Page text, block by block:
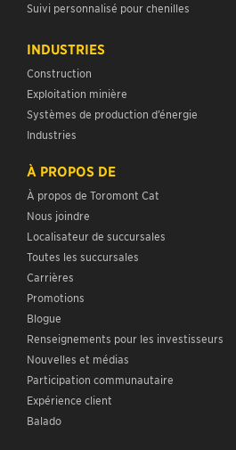
Suivi personnalisé pour chenilles
INDUSTRIES
Construction
Exploitation minière
Systèmes de production d’énergie
Industries
À PROPOS DE
À propos de Toromont Cat
Nous joindre
Localisateur de succursales
Toutes les succursales
Carrières
Promotions
Blogue
Renseignements pour les investisseurs
Nouvelles et médias
Participation communautaire
Expérience client
Balado